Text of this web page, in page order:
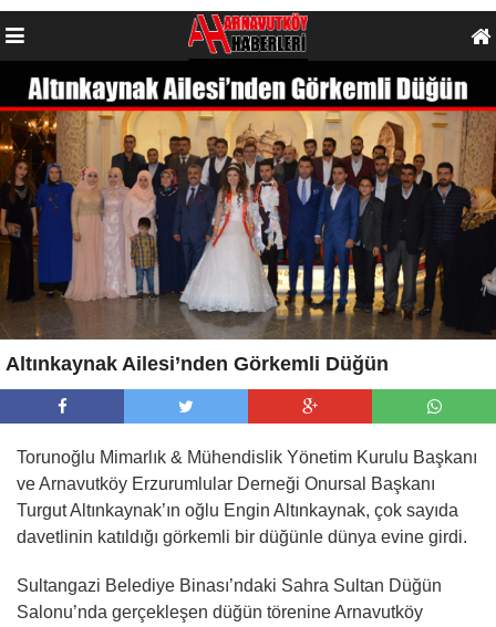
Altınkaynak Ailesi’nden Görkemli Düğün
Torunoğlu Mimarlık & Mühendislik Yönetim Kurulu Başkanı
ve Arnavutköy Erzurumlular Derneği Onursal Başkanı
Turgut Altınkaynak’ın oğlu Engin Altınkaynak, çok sayıda
davetlinin katıldığı görkemli bir düğünle dünya evine girdi.
Sultangazi Belediye Binası’ndaki Sahra Sultan Düğün
Salonu’nda gerçekleşen düğün törenine Arnavutköy